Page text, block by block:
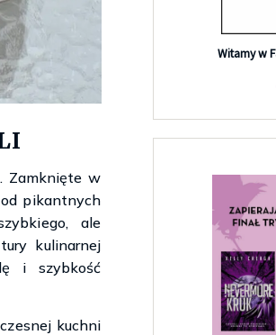
Zamknięte w
pikantnych
ale
kulinarnej
i szybkość
kuchni
– Travis Baldree
Witamy w